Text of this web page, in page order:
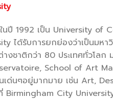
นปี 1992 เป็น University
ได้รับการยกย่องว่าเป็นม
งชาติกว่า 80 ประเทศทั่วโ
School of Art
เด่นๆอยู่มากมาย เช่น Art,
Birmingham City